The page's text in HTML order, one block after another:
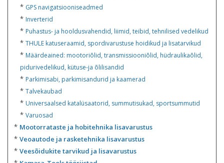
* GPS navigatsiooniseadmed
* Inverterid
* Puhastus- ja hooldusvahendid, liimid, teibid, tehnilised vedelikud
* THULE katuseraamid, spordivarustuse hoidikud ja lisatarvikud
* Määrdeained: mootoriõlid, transmissiooniõlid, hüdraulikaõlid,
pidurivedelikud, kütuse-ja õlilisandid
* Parkimisabi, parkimisandurid ja kaamerad
* Talvekaubad
* Universaalsed katalüsaatorid, summutisukad, sportsummutid
* Varuosad
* Mootorrataste ja hobitehnika lisavarustus
* Veoautode ja rasketehnika lisavarustus
* Veesõidukite tarvikud ja lisavarustus